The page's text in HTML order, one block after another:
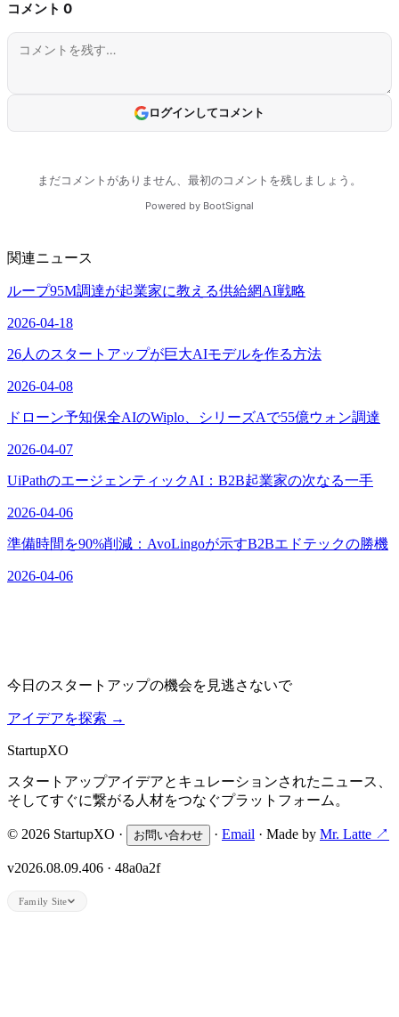
関連ニュース
ループ95M調達が起業家に教える供給網AI戦略
2026-04-18
26人のスタートアップが巨大AIモデルを作る方法
2026-04-08
ドローン予知保全AIのWiplo、シリーズAで55億ウォン調達
2026-04-07
UiPathのエージェンティックAI：B2B起業家の次なる一手
2026-04-06
準備時間を90%削減：AvoLingoが示すB2Bエドテックの勝機
2026-04-06
今日のスタートアップの機会を見逃さないで
アイデアを探索 →
StartupXO
スタートアップアイデアとキュレーションされたニュース、
そしてすぐに繋がる人材をつなぐプラットフォーム。
© 2026 StartupXO · お問い合わせ · Email · Made by Mr. Latte ↗
v2026.08.09.406 · 48a0a2f
Family Site